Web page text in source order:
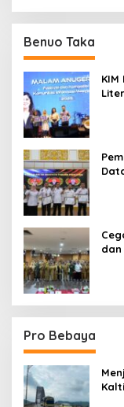
Benuo Taka
dan
Pro Bebaya